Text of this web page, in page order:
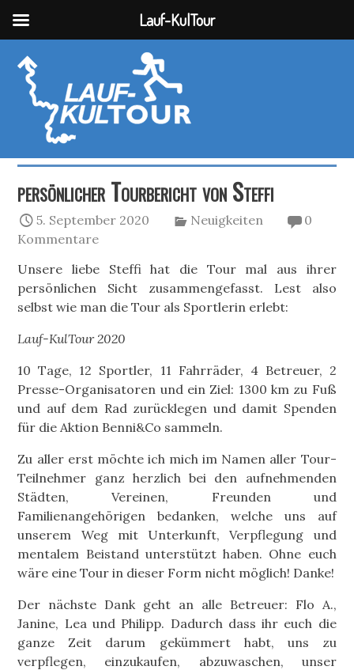
persönlicher Tourbericht von Steffi
5. September 2020 Neuigkeiten
0
Kommentare
Unsere liebe Steffi hat die Tour mal aus ihrer
persönlichen Sicht zusammengefasst. Lest also
selbst wie man die Tour als Sportlerin erlebt:
Lauf-KulTour 2020
10 Tage, 12 Sportler, 11 Fahrräder, 4 Betreuer, 2
Presse-Organisatoren und ein Ziel: 1300 km zu Fuß
und auf dem Rad zurücklegen und damit Spenden
für die Aktion Benni&Co sammeln.
Zu aller erst möchte ich mich im Namen aller Tour-
Teilnehmer ganz herzlich bei den aufnehmenden
Städten, Vereinen, Freunden und
Familienangehörigen bedanken, welche uns auf
unserem Weg mit Unterkunft, Verpflegung und
mentalem Beistand unterstützt haben. Ohne euch
wäre eine Tour in dieser Form nicht möglich! Danke!
Der nächste Dank geht an alle Betreuer: Flo A.,
Janine, Lea und Philipp. Dadurch dass ihr euch die
ganze Zeit darum gekümmert habt, uns zu
verpflegen, einzukaufen, abzuwaschen, unser
Lauf-KulTour